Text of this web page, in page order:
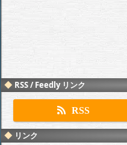
RSS / Feedly リンク
RSS
リンク